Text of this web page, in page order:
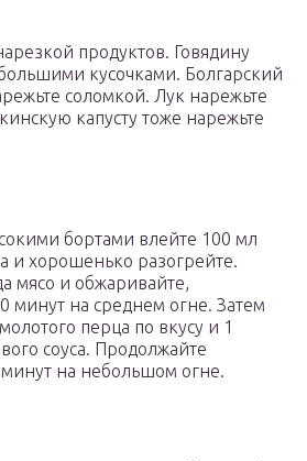
продуктов. Говядину
кусочками. Болгарский
соломкой. Лук нарежьте
капусту тоже нарежьте
бортами влейте 100 мл
и хорошенько разогрейте.
мясо и обжаривайте,
минут на среднем огне. Затем
перца по вкусу и 1
соуса. Продолжайте
на небольшом огне.